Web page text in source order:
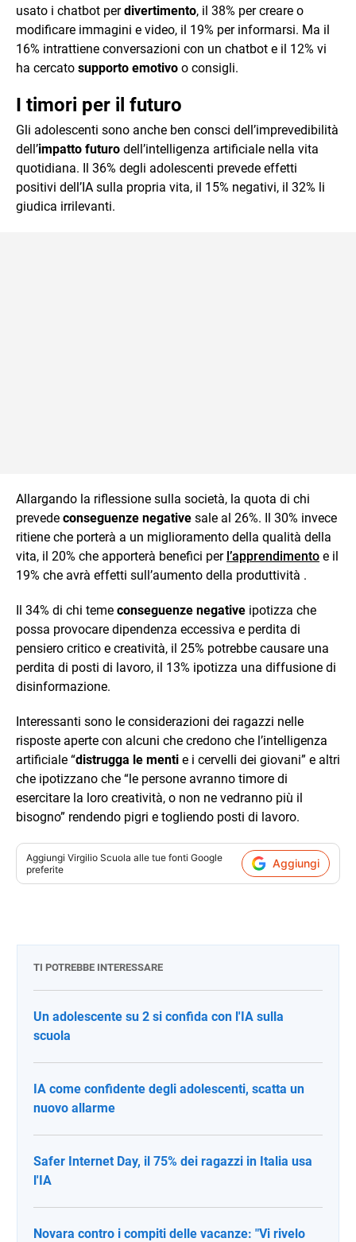
usato i chatbot perdivertimento, il 38% per creare o
modificare immagini e video, il 19% per informarsi. Ma il
16% intrattiene conversazioni con un chatbot e il 12% vi
ha cercato supporto emotivo o consigli.
I timori per il futuro
Gli adolescenti sono anche ben consci dell’imprevedibilità
dell’impatto futuro dell’intelligenza artificiale nella vita
quotidiana. Il 36% degli adolescenti prevede effetti
positivi dell’IA sulla propria vita, il 15% negativi, il 32% li
giudica irrilevanti.
Allargando la riflessione sulla società, la quota di chi
prevede conseguenze negative sale al 26%. Il 30% invece
ritiene che porterà a un miglioramento della qualità della
vita, il 20% che apporterà benefici per l’apprendimento e il
19% che avrà effetti sull’aumento della produttività .
Il 34% di chi teme conseguenze negative ipotizza che
possa provocare dipendenza eccessiva e perdita di
pensiero critico e creatività, il 25% potrebbe causare una
perdita di posti di lavoro, il 13% ipotizza una diffusione di
disinformazione.
Interessanti sono le considerazioni dei ragazzi nelle
risposte aperte con alcuni che credono che l’intelligenza
artificiale “distrugga le menti e i cervelli dei giovani” e altri
che ipotizzano che “le persone avranno timore di
esercitare la loro creatività, o non ne vedranno più il
bisogno” rendendo pigri e togliendo posti di lavoro.
Aggiungi Virgilio Scuola alle tue fonti Google
preferite
Aggiungi
TI POTREBBE INTERESSARE
Un adolescente su 2 si confida con l'IA sulla
scuola
IA come confidente degli adolescenti, scatta un
nuovo allarme
Safer Internet Day, il 75% dei ragazzi in Italia usa
l'IA
Novara contro i compiti delle vacanze: "Vi rivelo